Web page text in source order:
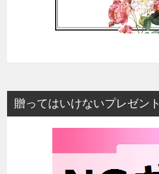
贈ってはいけないプレゼント